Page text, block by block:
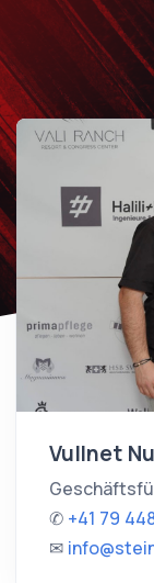
Vullnet
✆ +41 79
✉